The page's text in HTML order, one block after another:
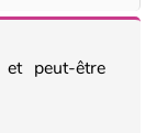
peut-être